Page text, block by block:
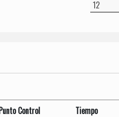
Control Tiempo